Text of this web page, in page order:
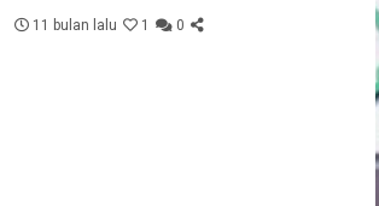
11 bulan lalu 1 0